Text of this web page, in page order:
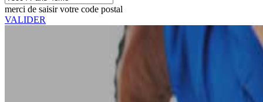
merci de saisir votre code postal
VALIDER